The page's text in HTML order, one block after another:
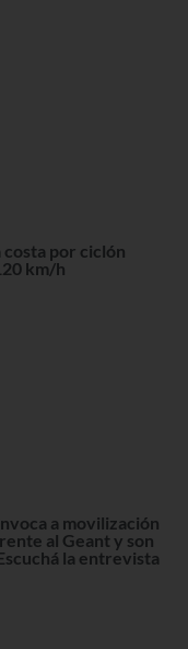
por ciclón
km/h
a movilización
al Geant y son
la entrevista